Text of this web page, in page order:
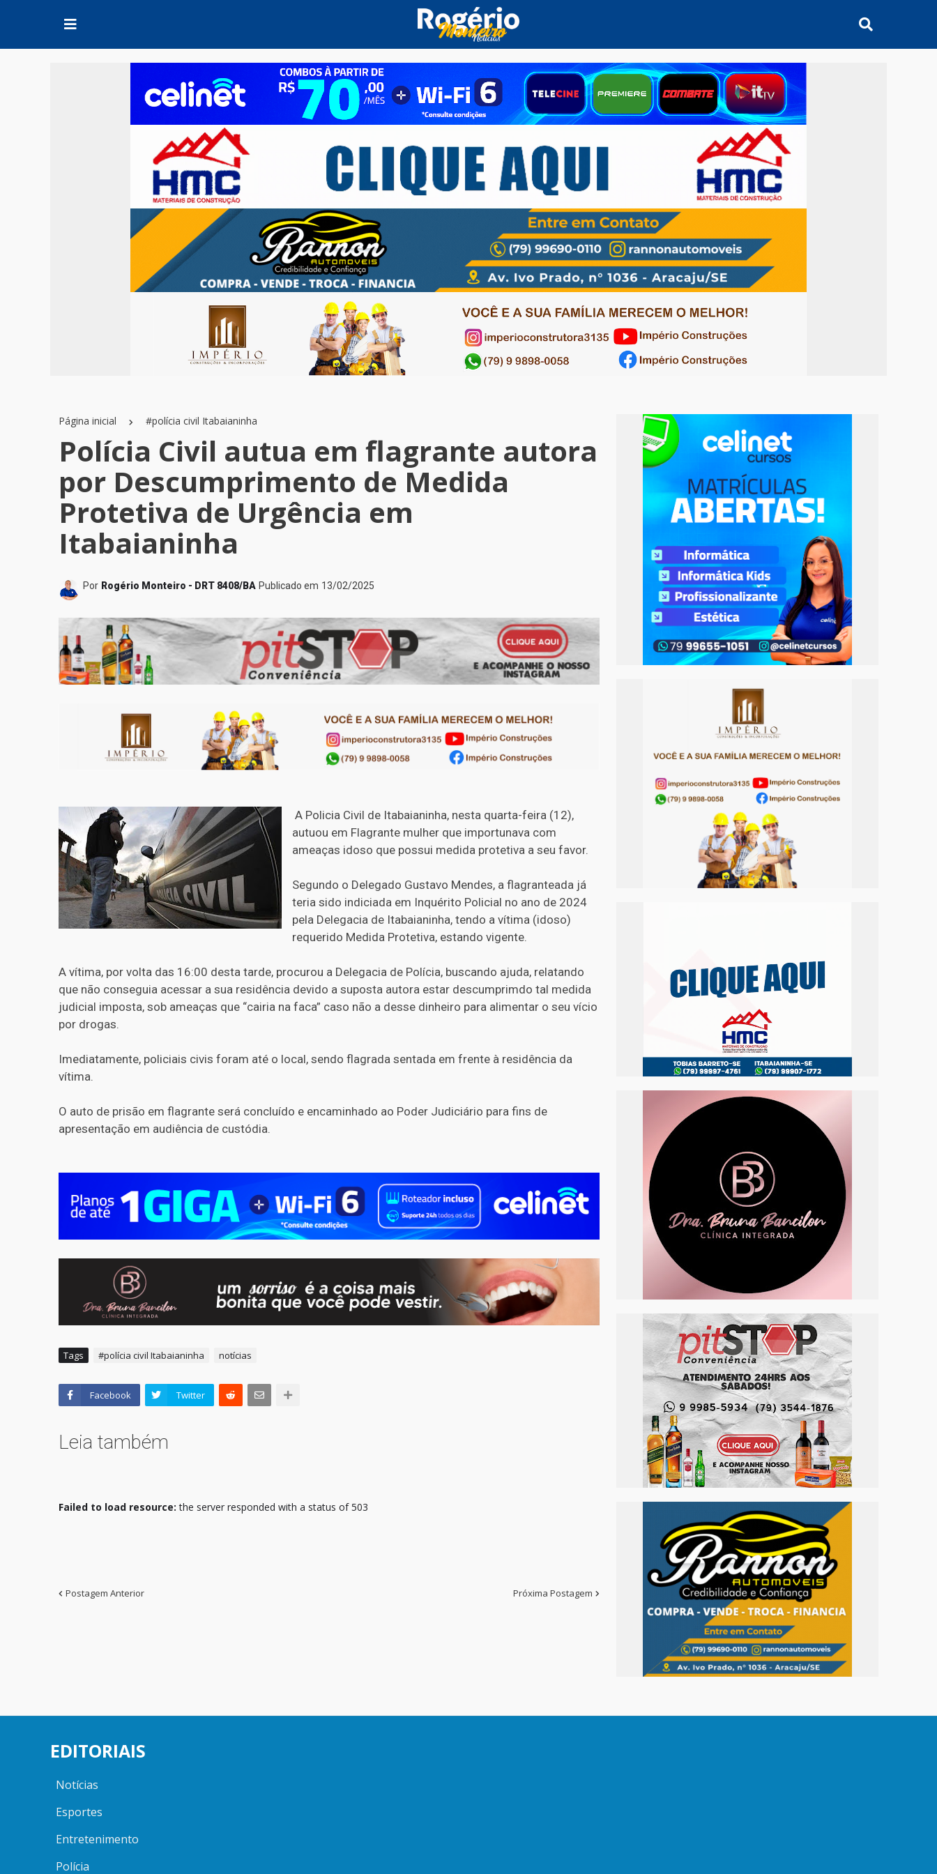
Página inicial #polícia civil Itabaianinha
Polícia Civil autua em flagrante autora
por Descumprimento de Medida
Protetiva de Urgência em
Itabaianinha
Por Rogério Monteiro - DRT 8408/BA Publicado em 13/02/2025
A Policia Civil de Itabaianinha, nesta quarta-feira (12),
autuou em Flagrante mulher que importunava com
ameaças idoso que possui medida protetiva a seu favor.
Segundo o Delegado Gustavo Mendes, a flagranteada já
teria sido indiciada em Inquérito Policial no ano de 2024
pela Delegacia de Itabaianinha, tendo a vítima (idoso)
requerido Medida Protetiva, estando vigente.
A vítima, por volta das 16:00 desta tarde, procurou a Delegacia de Polícia, buscando ajuda, relatando
que não conseguia acessar a sua residência devido a suposta autora estar descumprimdo tal medida
judicial imposta, sob ameaças que “cairia na faca” caso não a desse dinheiro para alimentar o seu vício
por drogas.
Imediatamente, policiais civis foram até o local, sendo flagrada sentada em frente à residência da
vítima.
O auto de prisão em flagrante será concluído e encaminhado ao Poder Judiciário para fins de
apresentação em audiência de custódia.
Tags #polícia civil Itabaianinha notícias
Facebook Twitter
Leia também
Failed to load resource: the server responded with a status of 503
Postagem Anterior Próxima Postagem
EDITORIAIS
Notícias
Esportes
Entretenimento
Polícia